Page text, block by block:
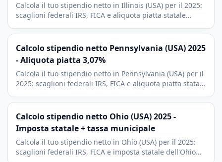
Calcola il tuo stipendio netto in Illinois (USA) per il 2025:
scaglioni federali IRS, FICA e aliquota piatta statale
Calcolo stipendio netto Pennsylvania (USA) 2025
- Aliquota piatta 3,07%
Calcola il tuo stipendio netto in Pennsylvania (USA) per il
2025: scaglioni federali IRS, FICA e aliquota piatta statale
Calcolo stipendio netto Ohio (USA) 2025 -
Imposta statale + tassa municipale
Calcola il tuo stipendio netto in Ohio (USA) per il 2025:
scaglioni federali IRS, FICA e imposta statale dell'Ohio